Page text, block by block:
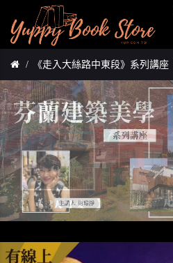
《走入大絲路中東段》系列講座